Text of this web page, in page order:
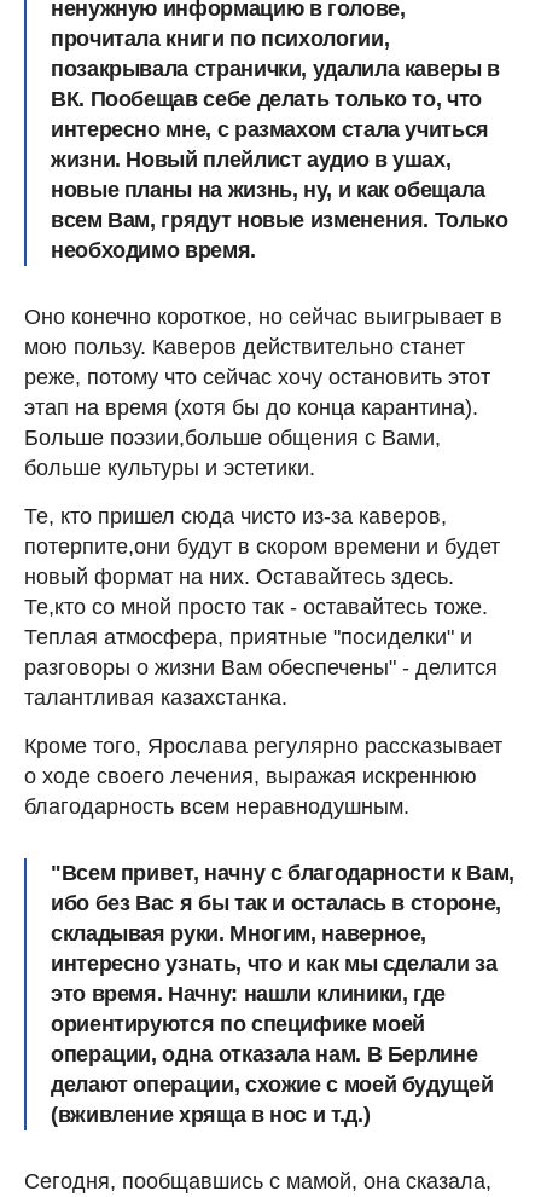
ненужную информацию в голове,
прочитала книги по психологии,
позакрывала странички, удалила каверы в
ВК. Пообещав себе делать только то, что
интересно мне, с размахом стала учиться
жизни. Новый плейлист аудио в ушах,
новые планы на жизнь, ну, и как обещала
всем Вам, грядут новые изменения. Только
необходимо время.
Оно конечно короткое, но сейчас выигрывает в
мою пользу. Каверов действительно станет
реже, потому что сейчас хочу остановить этот
этап на время (хотя бы до конца карантина).
Больше поэзии,больше общения с Вами,
больше культуры и эстетики.
Те, кто пришел сюда чисто из-за каверов,
потерпите,они будут в скором времени и будет
новый формат на них. Оставайтесь здесь.
Те,кто со мной просто так - оставайтесь тоже.
Теплая атмосфера, приятные "посиделки" и
разговоры о жизни Вам обеспечены" - делится
талантливая казахстанка.
Кроме того, Ярослава регулярно рассказывает
о ходе своего лечения, выражая искреннюю
благодарность всем неравнодушным.
"Всем привет, начну с благодарности к Вам,
ибо без Вас я бы так и осталась в стороне,
складывая руки. Многим, наверное,
интересно узнать, что и как мы сделали за
это время. Начну: нашли клиники, где
ориентируются по специфике моей
операции, одна отказала нам. В Берлине
делают операции, схожие с моей будущей
(вживление хряща в нос и т.д.)
Сегодня, пообщавшись с мамой, она сказала,